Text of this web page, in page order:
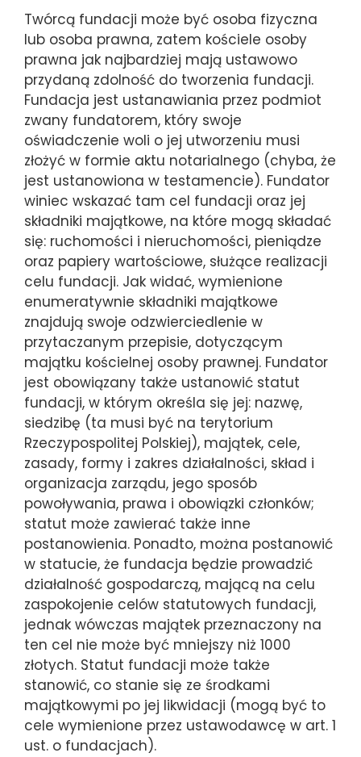
Twórcą fundacji może być osoba fizyczna
lub osoba prawna, zatem kościele osoby
prawna jak najbardziej mają ustawowo
przydaną zdolność do tworzenia fundacji.
Fundacja jest ustanawiania przez podmiot
zwany fundatorem, który swoje
oświadczenie woli o jej utworzeniu musi
złożyć w formie aktu notarialnego (chyba, że
jest ustanowiona w testamencie). Fundator
winiec wskazać tam cel fundacji oraz jej
składniki majątkowe, na które mogą składać
się: ruchomości i nieruchomości, pieniądze
oraz papiery wartościowe, służące realizacji
celu fundacji. Jak widać, wymienione
enumeratywnie składniki majątkowe
znajdują swoje odzwierciedlenie w
przytaczanym przepisie, dotyczącym
majątku kościelnej osoby prawnej. Fundator
jest obowiązany także ustanowić statut
fundacji, w którym określa się jej: nazwę,
siedzibę (ta musi być na terytorium
Rzeczypospolitej Polskiej), majątek, cele,
zasady, formy i zakres działalności, skład i
organizacja zarządu, jego sposób
powoływania, prawa i obowiązki członków;
statut może zawierać także inne
postanowienia. Ponadto, można postanowić
w statucie, że fundacja będzie prowadzić
działalność gospodarczą, mającą na celu
zaspokojenie celów statutowych fundacji,
jednak wówczas majątek przeznaczony na
ten cel nie może być mniejszy niż 1000
złotych. Statut fundacji może także
stanowić, co stanie się ze środkami
majątkowymi po jej likwidacji (mogą być to
cele wymienione przez ustawodawcę w art. 1
ust. o fundacjach).